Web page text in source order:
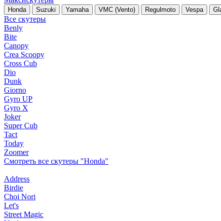
Honda Suzuki Yamaha VMC (Vento) Regulmoto Vespa
Все скутеры
Benly
Bite
Canopy
Crea Scoopy
Cross Cub
Dio
Dunk
Giorno
Gyro UP
Gyro X
Joker
Super Cub
Tact
Today
Zoomer
Смотреть все скутеры "Honda"
Address
Birdie
Choi Nori
Let's
Street Magic